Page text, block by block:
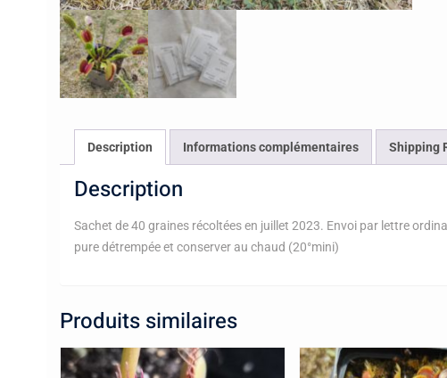
Description Informations complémentaires Shipping
Description
Sachet de 40 graines récoltées en juillet 2023. Envoi par lettre
pure détrempée et conserver au chaud (20°mini)
Produits similaires